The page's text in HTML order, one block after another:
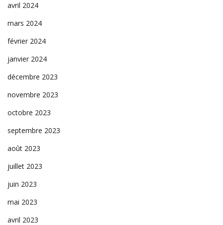
avril 2024
mars 2024
février 2024
janvier 2024
décembre 2023
novembre 2023
octobre 2023
septembre 2023
août 2023
juillet 2023
juin 2023
mai 2023
avril 2023